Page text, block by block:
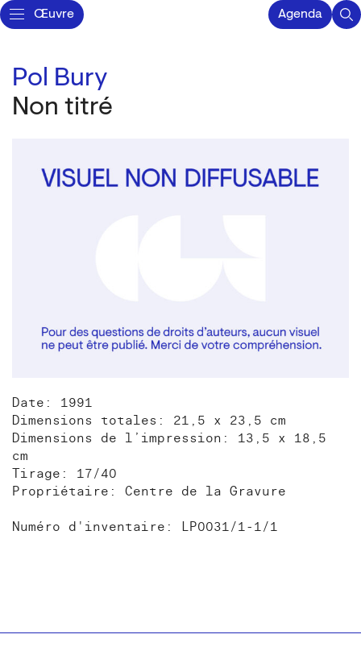
Œuvre Agenda
Pol Bury
Non titré
Date: 1991
Dimensions totales: 21,5 x 23,5 cm
Dimensions de l’impression: 13,5 x 18,5
cm
Tirage: 17/40
Propriétaire: Centre de la Gravure
Numéro d'inventaire: LP0031/1-1/1